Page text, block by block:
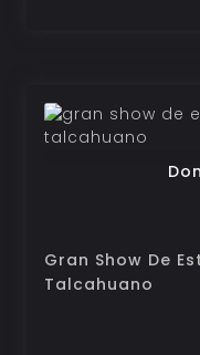
Gran Show De
Talcahuano